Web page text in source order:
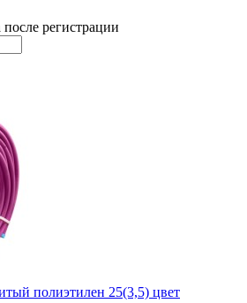
регистрации
полиэтилен 25(3,5) цвет